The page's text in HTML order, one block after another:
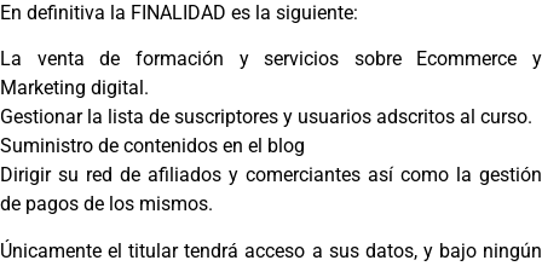
En definitiva la FINALIDAD es la siguiente:
La venta de formación y servicios sobre Ecommerce y
Marketing digital.
Gestionar la lista de suscriptores y usuarios adscritos al curso.
Suministro de contenidos en el blog
Dirigir su red de afiliados y comerciantes así como la gestión
de pagos de los mismos.
Únicamente el titular tendrá acceso a sus datos, y bajo ningún